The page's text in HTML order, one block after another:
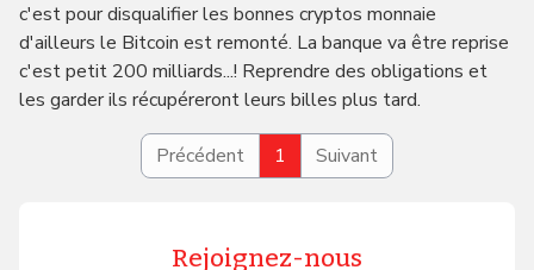
c'est pour disqualifier les bonnes cryptos monnaie
d'ailleurs le Bitcoin est remonté. La banque va être reprise
c'est petit 200 milliards...! Reprendre des obligations et
les garder ils récupéreront leurs billes plus tard.
Précédent 1 Suivant
Rejoignez-nous